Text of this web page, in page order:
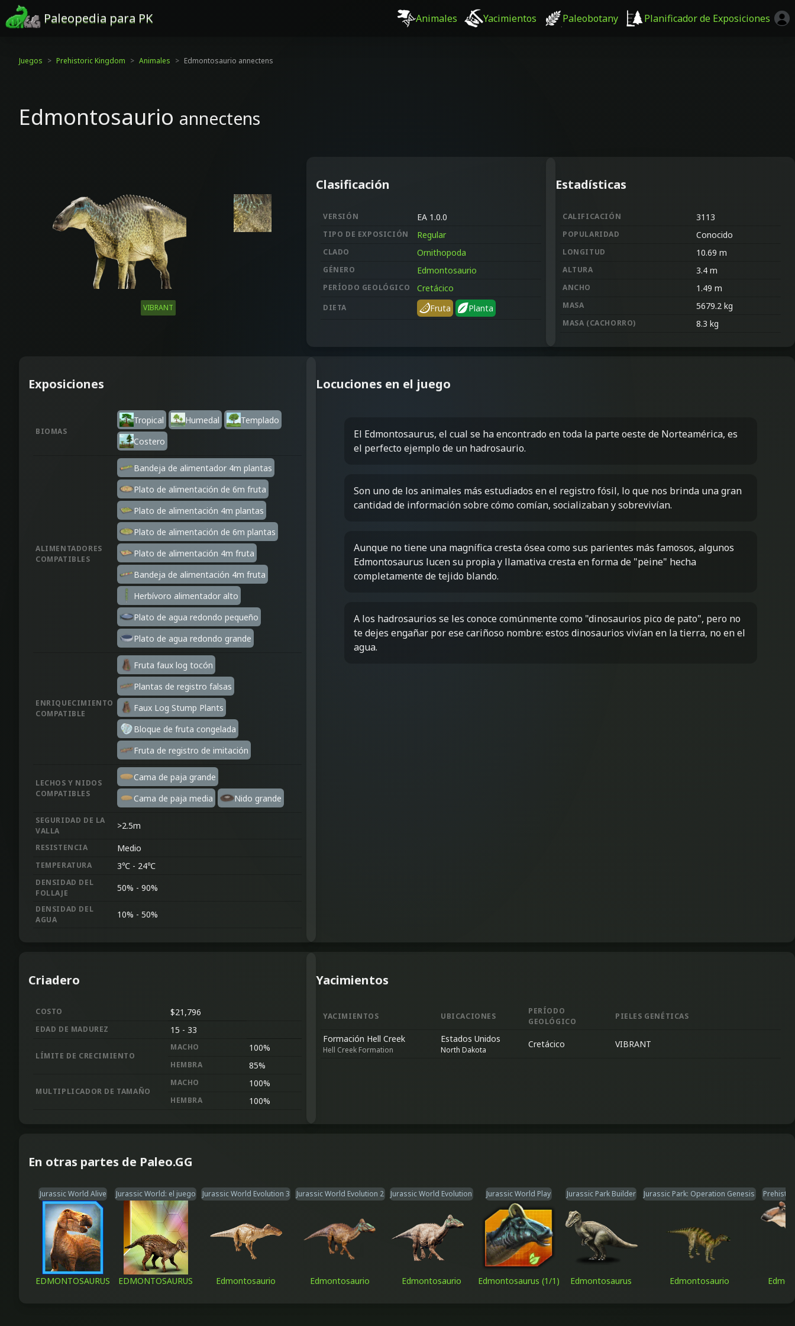
Paleopedia para PK Animales Yacimientos Paleobotany Planificador de Exposiciones
Juegos Prehistoric Kingdom Animales Edmontosaurio annectens
Edmontosaurio annectens
VIBRANT
Clasificación
VERSIÓN EA 1.0.0
TIPO DE EXPOSICIÓN Regular
CLADO Ornithopoda
GÉNERO Edmontosaurio
PERÍODO GEOLÓGICO Cretácico
DIETA Fruta Planta
Locuciones en el juego
El Edmontosaurus, el cual se ha encontrado en toda la parte oeste de Norteamérica, es
el perfecto ejemplo de un hadrosaurio.
Son uno de los animales más estudiados en el registro fósil, lo que nos brinda una gran
cantidad de información sobre cómo comían, socializaban y sobrevivían.
Aunque no tiene una magnífica cresta ósea como sus parientes más famosos, algunos
Edmontosaurus lucen su propia y llamativa cresta en forma de "peine" hecha
completamente de tejido blando.
A los hadrosaurios se les conoce comúnmente como "dinosaurios pico de pato", pero no
te dejes engañar por ese cariñoso nombre: estos dinosaurios vivían en la tierra, no en el
agua.
Exposiciones
BIOMAS
Tropical Humedal
Templado
Costero
ALIMENTADORES
COMPATIBLES
Bandeja de alimentador 4m plantas
Plato de alimentación de 6m fruta
Plato de alimentación 4m plantas
Plato de alimentación de 6m plantas
Plato de alimentación 4m fruta
Bandeja de alimentación 4m fruta
Herbívoro alimentador alto
Plato de agua redondo pequeño
Plato de agua redondo grande
ENRIQUECIMIENTO
COMPATIBLE
Fruta faux log tocón
Plantas de registro falsas
Faux Log Stump Plants
Bloque de fruta congelada
Fruta de registro de imitación
LECHOS Y NIDOS
COMPATIBLES
Cama de paja grande
Cama de paja media
Nido grande
SEGURIDAD DE LA
VALLA
>2.5m
RESISTENCIA Medio
TEMPERATURA 3℃ - 24℃
DENSIDAD DEL
FOLLAJE
50% - 90%
DENSIDAD DEL
AGUA
10% - 50%
Estadísticas
CALIFICACIÓN 3113
POPULARIDAD Conocido
LONGITUD 10.69 m
ALTURA 3.4 m
ANCHO 1.49 m
MASA 5679.2 kg
MASA (CACHORRO) 8.3 kg
Criadero
COSTO $21,796
EDAD DE MADUREZ 15 - 33
LÍMITE DE CRECIMIENTO
MACHO 100%
HEMBRA 85%
MULTIPLICADOR DE TAMAÑO
MACHO 100%
HEMBRA 100%
Yacimientos
YACIMIENTOS UBICACIONES
PERÍODO
GEOLÓGICO
PIELES GENÉTICAS
Formación Hell Creek
Hell Creek Formation
Estados Unidos
North Dakota
Cretácico VIBRANT
En otras partes de Paleo.GG
Jurassic World Alive
EDMONTOSAURUS
Jurassic World: el juego
EDMONTOSAURUS
Jurassic World Evolution 3
Edmontosaurio
Jurassic World Evolution 2
Edmontosaurio
Jurassic World Evolution
Edmontosaurio
Jurassic World Play
Edmontosaurus (1/1)
Jurassic Park Builder
Edmontosaurus
Jurassic Park: Operation Genesis
Edmontosaurio